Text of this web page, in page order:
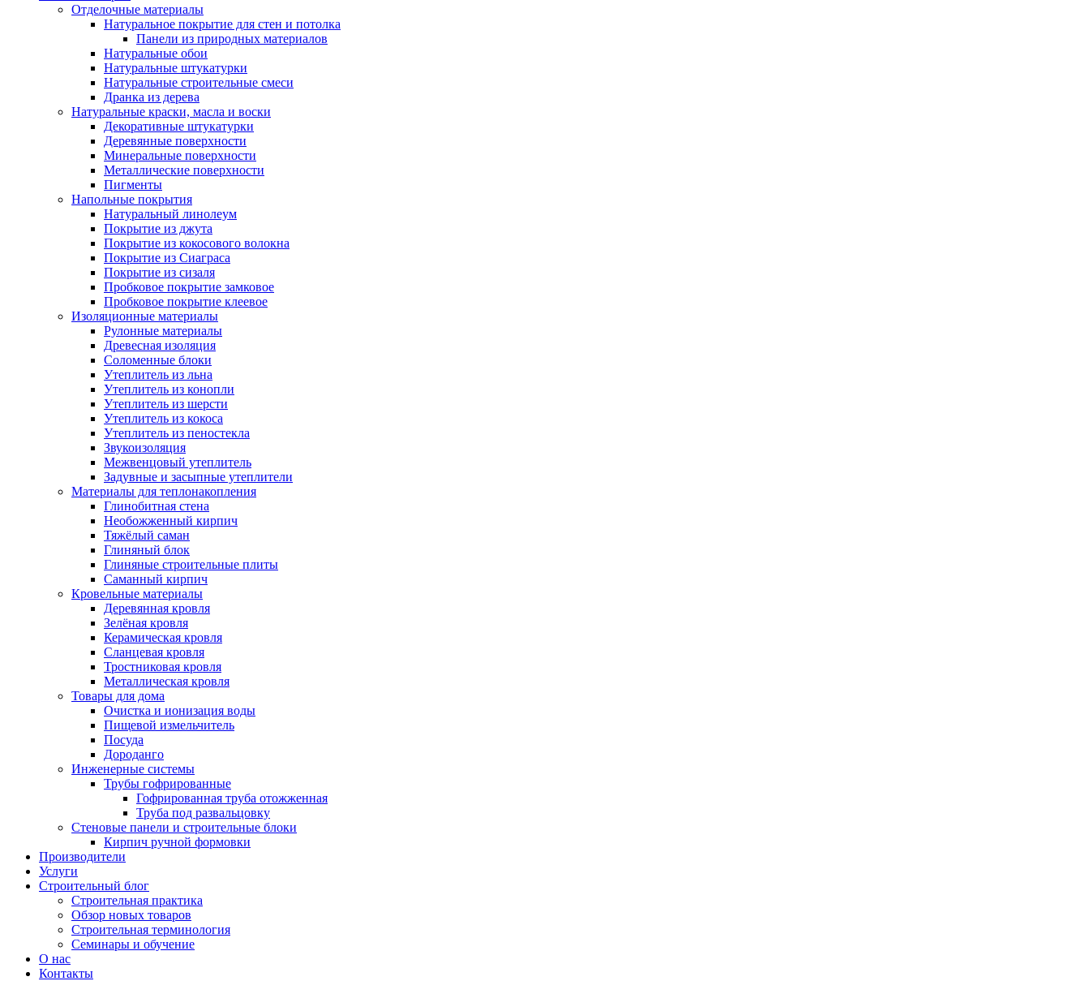
Отделочные материалы
Натуральное покрытие для стен и потолка
Панели из природных материалов
Натуральные обои
Натуральные штукатурки
Натуральные строительные смеси
Дранка из дерева
Натуральные краски, масла и воски
Декоративные штукатурки
Деревянные поверхности
Минеральные поверхности
Металлические поверхности
Пигменты
Напольные покрытия
Натуральный линолеум
Покрытие из джута
Покрытие из кокосового волокна
Покрытие из Сиаграса
Покрытие из сизаля
Пробковое покрытие замковое
Пробковое покрытие клеевое
Изоляционные материалы
Рулонные материалы
Древесная изоляция
Соломенные блоки
Утеплитель из льна
Утеплитель из конопли
Утеплитель из шерсти
Утеплитель из кокоса
Утеплитель из пеностекла
Звукоизоляция
Межвенцовый утеплитель
Задувные и засыпные утеплители
Материалы для теплонакопления
Глинобитная стена
Необожженный кирпич
Тяжёлый саман
Глиняный блок
Глиняные строительные плиты
Саманный кирпич
Кровельные материалы
Деревянная кровля
Зелёная кровля
Керамическая кровля
Сланцевая кровля
Тростниковая кровля
Металлическая кровля
Товары для дома
Очистка и ионизация воды
Пищевой измельчитель
Посуда
Дороданго
Инженерные системы
Трубы гофрированные
Гофрированная труба отожженная
Труба под развальцовку
Стеновые панели и строительные блоки
Кирпич ручной формовки
Производители
Услуги
Строительный блог
Строительная практика
Обзор новых товаров
Строительная терминология
Семинары и обучение
О нас
Контакты